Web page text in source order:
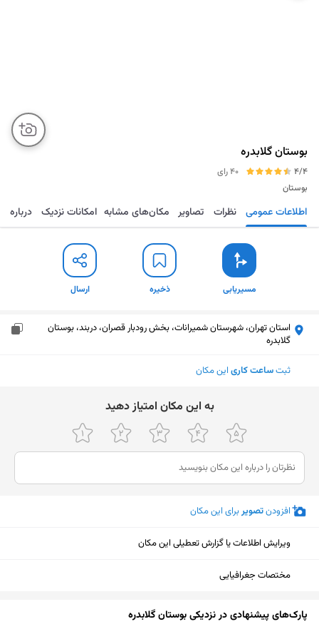
بوستان گلابدره
4/4
40 رای
بوستان
مسیریابی ذخیره ارسال اطلاعات عمومی نظرات تصاویر مکان‌های مشابه امکانات نزدیک درباره
مسیریابی ذخیره ارسال
استان تهران، شهرستان شمیرانات، بخش رودبار قصران، دربند، بوستان
گلابدره
ثبتساعت کاری این مکان
ﺑﻪ اﯾﻦ ﻣﮑﺎن اﻣﺘﯿﺎز دﻫﯿﺪ
افزودنتصویربرای این مکان
ویرایش اطلاعات یا گزارش تعطیلی این مکان
مختصات جغرافیایی
پارک‌های پیشنهادی در نزدیکی بوستان گلابدره